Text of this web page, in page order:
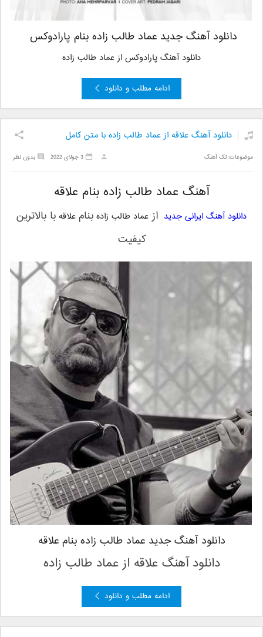
دانلود آهنگ جدید عماد طالب زاده بنام پارادوکس
دانلود آهنگ پارادوکس از عماد طالب زاده
ادامه مطلب و دانلود
دانلود آهنگ علاقه از عماد طالب زاده با متن کامل
موضوعات:تک آهنگ بدون نظر 3 جولای 2022
آهنگ عماد طالب زاده بنام علاقه
دانلود آهنگ ایرانی جدید از عماد طالب زاده بنام علاقه با بالاترین
کیفیت
دانلود آهنگ جدید عماد طالب زاده بنام علاقه
دانلود آهنگ علاقه از عماد طالب زاده
ادامه مطلب و دانلود